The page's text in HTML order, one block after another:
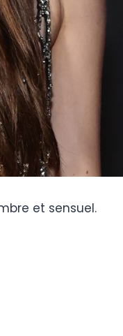
et sensuel.